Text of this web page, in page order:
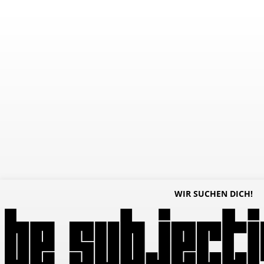
WIR SUCHEN DICH!